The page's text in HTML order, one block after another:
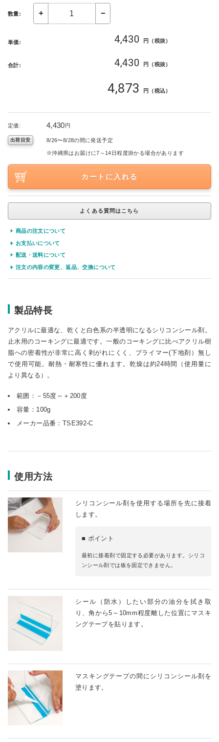
数量:
単価: 4,430 円（税抜）
合計: 4,430 円（税抜）
4,873 円（税込）
定価: 4,430円
出荷目安 8/26〜8/28の間に発送予定
※沖縄県はお届けに7～14日程度掛かる場合があります
カートに入れる
よくある質問はこちら
商品の注文について
お支払いについて
配送・送料について
注文の内容の変更、返品、交換について
製品特長
アクリルに最適な、乾くと白色系の半透明になるシリコンシール剤。
止水用のコーキングに最適です。一般のコーキングに比べアクリル樹
脂への密着性が非常に高く剥がれにくく、プライマー(下地剤）無し
で使用可能。耐熱・耐寒性に優れます。乾燥は約24時間（使用量に
より異なる）。
範囲：－55度～＋200度
容量：100g
メーカー品番：TSE392-C
使用方法
シリコンシール剤を使用する場所を先に接着
します。
■ ポイント
最初に接着剤で固定する必要があります。シリコ
ンシール剤では板を固定できません。
シール（防水）したい部分の油分を拭き取
り、角から5～10mm程度離した位置にマスキ
ングテープを貼ります。
マスキングテープの間にシリコンシール剤を
塗ります。